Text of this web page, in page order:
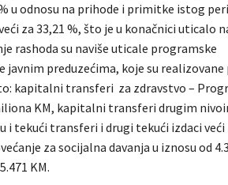
u odnosu na prihode i primitke istog
za 33,21 %, što je u konačnici uticalo
rashoda su naviše uticale programske
javnim preduzećima, koje su realizovane
kapitalni transferi za zdravstvo –
KM, kapitalni transferi drugim
i tekući transferi i drugi tekući izdaci veći
za socijalna davanja u iznosu od
KM.